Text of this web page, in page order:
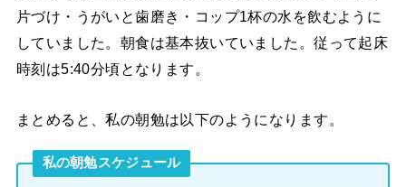
片づけ・うがいと歯磨き・コップ1杯の水を飲むように
していました。朝食は基本抜いていました。従って起床
時刻は5:40分頃となります。
まとめると、私の朝勉は以下のようになります。
私の朝勉スケジュール